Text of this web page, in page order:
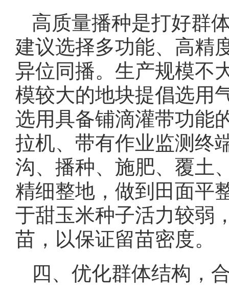
高质量播种是打好群
建议选择多功能、高精
异位同播。生产规模不
模较大的地块提倡选用
选用具备铺滴灌带功能
拉机、带有作业监测终
沟、播种、施肥、覆土
精细整地，做到田面平
于甜玉米种子活力较弱
苗，以保证留苗密度。
四、优化群体结构，